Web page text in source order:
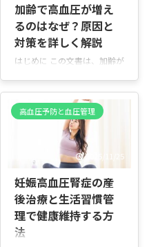
加齢で高血圧が増え
るのはなぜ？原因と
対策を詳しく解説
はじめに この文書は、加齢が
います。高血圧は年を重ねる
ほど増える傾向があり、その
背景には血管の変化、腎臓や
ホルモンのはたらきの変化、
自律神経の乱れ、生活習慣や
他の病気の影響が絡み合いま
す。日常の例を交えながら、
その仕組みと注意点を丁寧に
説明します。 本書の構成は次
の通りです。第2章から第4章
で体の内部で起きる変化を扱
高血圧予防と血圧管理
2025/11/25
妊娠高血圧腎症の産
後治療と生活習慣管
理で健康維持する方
法